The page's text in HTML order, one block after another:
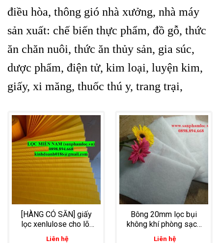
điều hòa, thông gió nhà xưởng, nhà máy
sản xuất: chế biến thực phẩm, đồ gỗ, thức
ăn chăn nuôi, thức ăn thủy sản, gia súc,
dược phẩm, điện tử, kim loại, luyện kim,
giấy, xi măng, thuốc thú y, trang trại,
[HÀNG CÓ SẴN] giấy
lọc xenlulose cho lõi
lọc dầu
Liên hệ
Bông 20mm lọc bụi
không khí phòng sạch
cho ngành thực phẩm
Liên hệ